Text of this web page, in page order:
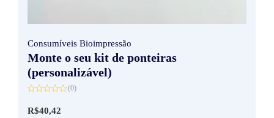
Consumíveis Bioimpressão
Monte o seu kit de ponteiras
(personalizável)
0
de
(0)
R$40,42